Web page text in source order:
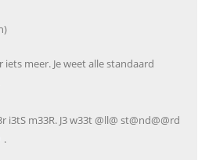
meer. Je weet alle standaard
i3tS m33R. J3 w33t @ll@ st@nd@@rd
.